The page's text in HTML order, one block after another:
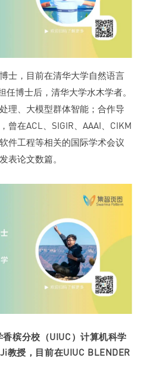
士，目前在清华大学自然语言
任博士后，清华大学水木学者。
理、大模型群体智能；合作导
曾在ACL、SIGIR、AAAI、CIKM
件工程等相关的国际学术会议
表论文数篇。
香槟分校（UIUC）计算机科学
教授，目前在UIUC BLENDER